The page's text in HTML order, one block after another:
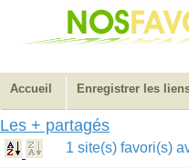
Accueil Enregistrer les
Les + partagés
1 site(s) favori(s)